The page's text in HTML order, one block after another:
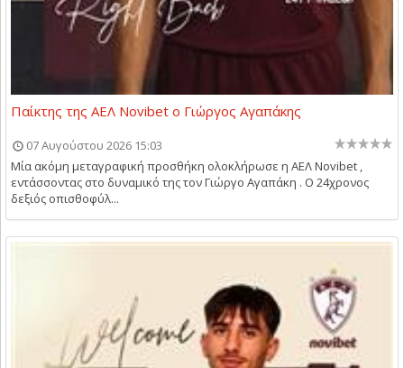
Παίκτης της ΑΕΛ Novibet ο Γιώργος Αγαπάκης
07 Αυγούστου 2026 15:03
Μία ακόμη μεταγραφική προσθήκη ολοκλήρωσε η ΑΕΛ Novibet ,
εντάσσοντας στο δυναμικό της τον Γιώργο Αγαπάκη . Ο 24χρονος
δεξιός οπισθοφύλ...